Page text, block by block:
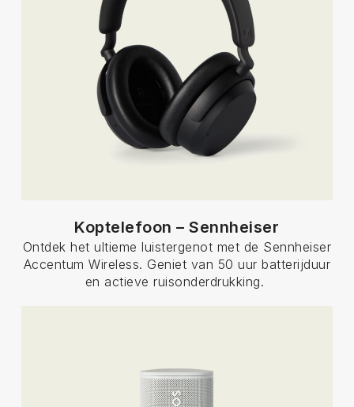
Koptelefoon – Sennheiser
Ontdek het ultieme luistergenot met de Sennheiser
Accentum Wireless. Geniet van 50 uur batterijduur
en actieve ruisonderdrukking.